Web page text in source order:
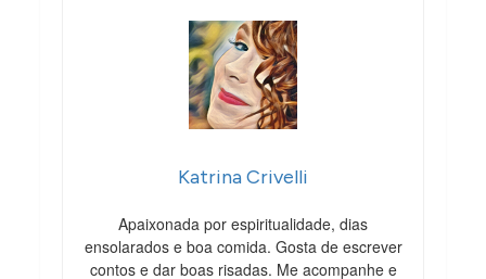
Katrina Crivelli
Apaixonada por espiritualidade, dias
ensolarados e boa comida. Gosta de escrever
contos e dar boas risadas. Me acompanhe e